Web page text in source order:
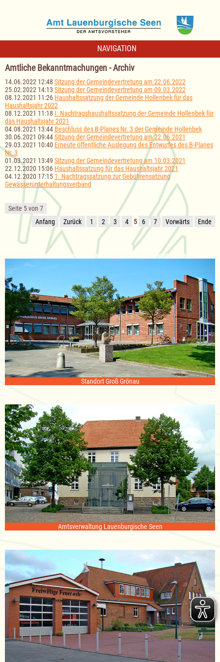
NAVIGATION
Amtliche Bekanntmachungen - Archiv
14.06.2022 12:48 Sitzung der Gemeindevertretung am 22.06.2022
25.02.2022 14:13 Sitzung der Gemeindevertretung am 09.03.2022
08.12.2021 11:26 Haushaltssatzung der Gemeinde Hollenbek für das
Haushaltsjahr 2022
08.12.2021 11:18 I. Nachtragshaushaltssatzung der Gemeinde Hollenbek für
das Haushaltsjahr 2021
04.08.2021 13:44 Beschluss des B-Planes Nr. 3 der Gemeinde Hollenbek
30.06.2021 09:44Sitzung der Gemeindevertretung am 22.06.2021
29.03.2021 10:40 Erneute öffentliche Auslegung des Entwurfes des B-Planes
Nr. 3
01.03.2021 13:49 Sitzung der Gemeindevertretung am 10.03.2021
22.12.2020 15:06 Haushaltssatzung für das Haushaltsjahr 2021
04.12.2020 17:15 1. Nachtragssatzung zur Gebührensatzung
Gewässerunterhaltungsverband
Seite 5 von 7
Anfang
Zurück 1 2 3 4 5 6 7 Vorwärts Ende
Standort Groß Grönau
Amtsverwaltung Lauenburgische Seen